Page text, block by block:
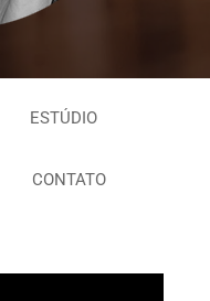
ESTÚDIO
CONTATO